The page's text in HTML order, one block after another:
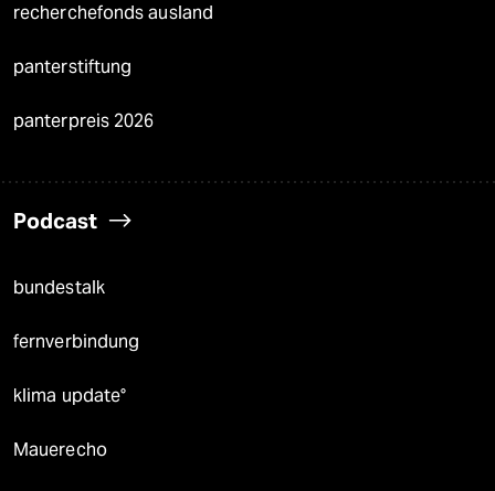
recherchefonds ausland
panterstiftung
panterpreis 2026
Podcast
bundestalk
fernverbindung
klima update°
Mauerecho